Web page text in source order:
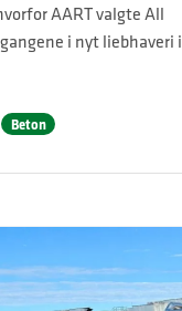
AART valgte All
i nyt liebhaveri i
Beton